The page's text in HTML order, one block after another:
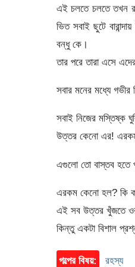
এই চলতে চলতে তখন
ভিত সবাই ছুটে
বন্ধু কে।
তার পরে তারা এসে
সবার মনের মধ্যে
সবাই নিজের মস্তিষ্ক
উত্তর কেনো এর!
এগুলো তো বাস্তব হতে
এরকম কেনো হল? কি
এই সব উত্তর খুঁজতে
কিন্তু একটা বিশাল
গল্পের বিষয়: রহস্য